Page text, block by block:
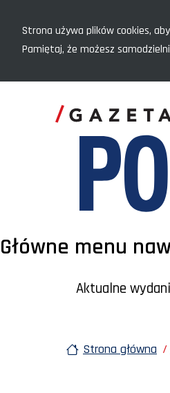
Strona używa plików cookies,
Pamiętaj, że możesz
Główne menu
Aktualne
Strona główna